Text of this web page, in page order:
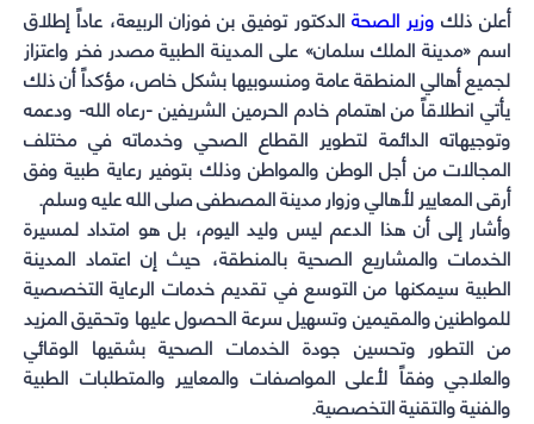
أعلن ذلك وزير الصحة الدكتور توفيق بن فوزان الربيعة، عاداً إطلاق
اسم «مدينة الملك سلمان» على المدينة الطبية مصدر فخر واعتزاز
لجميع أهالي المنطقة عامة ومنسوبيها بشكل خاص، مؤكداً أن ذلك
يأتي انطلاقاً من اهتمام خادم الحرمين الشريفين -رعاه الله- ودعمه
وتوجيهاته الدائمة لتطوير القطاع الصحي وخدماته في مختلف
المجالات من أجل الوطن والمواطن وذلك بتوفير رعاية طبية وفق
أرقى المعايير لأهالي وزوارمدينة المصطفى صلى الله عليه وسلم.
وأشار إلى أن هذا الدعم ليس وليد اليوم، بل هو امتداد لمسيرة
الخدمات والمشاريع الصحية بالمنطقة، حيث إن اعتماد المدينة
الطبية سيمكنها من التوسع في تقديم خدمات الرعاية التخصصية
للمواطنين والمقيمين وتسهيل سرعة الحصول عليها وتحقيق المزيد
من التطور وتحسين جودة الخدمات الصحية بشقيها الوقائي
والعلاجي وفقاً لأعلى المواصفات والمعايير والمتطلبات الطبية
والفنية والتقنية التخصصية.